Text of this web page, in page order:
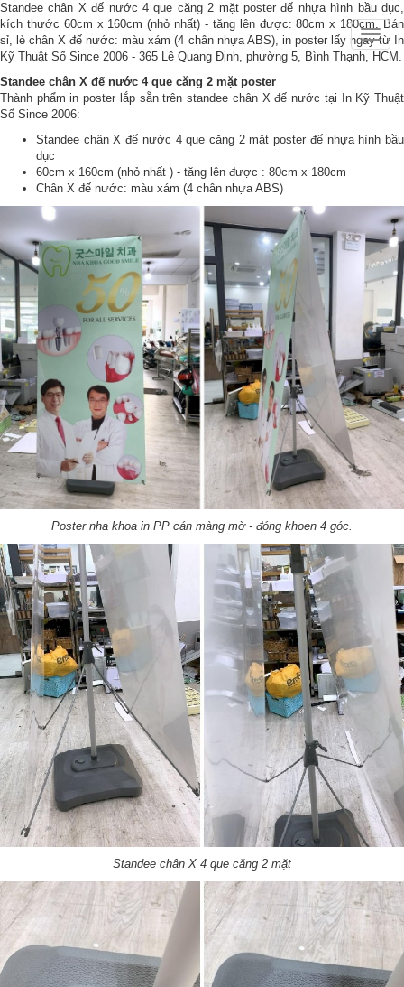
Standee chân X đế nước 4 que căng 2 mặt poster đế nhựa hình bầu dục,
kích thước 60cm x 160cm (nhỏ nhất) - tăng lên được: 80cm x 180cm. Bán
sỉ, lẻ chân X đế nước: màu xám (4 chân nhựa ABS), in poster lấy ngay từ In
Kỹ Thuật Số Since 2006 - 365 Lê Quang Định, phường 5, Bình Thạnh, HCM.
Standee chân X đế nước 4 que căng 2 mặt poster
Thành phẩm in poster lắp sẵn trên standee chân X đế nước tại In Kỹ Thuật
Số Since 2006:
Standee chân X đế nước 4 que căng 2 mặt poster đế nhựa hình bầu
dục
60cm x 160cm (nhỏ nhất ) - tăng lên được : 80cm x 180cm
Chân X đế nước: màu xám (4 chân nhựa ABS)
Poster nha khoa in PP cán màng mờ - đóng khoen 4 góc.
Standee chân X 4 que căng 2 mặt
Toggle